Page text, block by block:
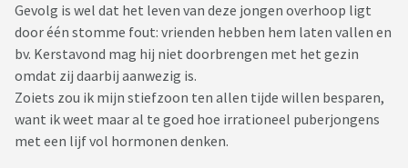
Gevolg is wel dat het leven van deze jongen overhoop ligt
door één stomme fout: vrienden hebben hem laten vallen en
bv. Kerstavond mag hij niet doorbrengen met het gezin
omdat zij daarbij aanwezig is.
Zoiets zou ik mijn stiefzoon ten allen tijde willen besparen,
want ik weet maar al te goed hoe irrationeel puberjongens
met een lijf vol hormonen denken.